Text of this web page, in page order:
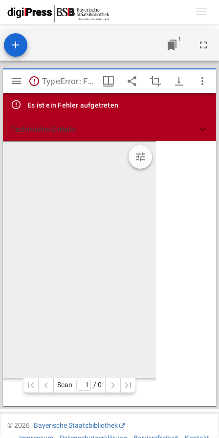
1
Mirador
Viewer
TypeError: Failed to fetch
Es ist ein Fehler aufgetreten
Technische Details
Scan / 0
©2026
Bayerische Staatsbibliothek